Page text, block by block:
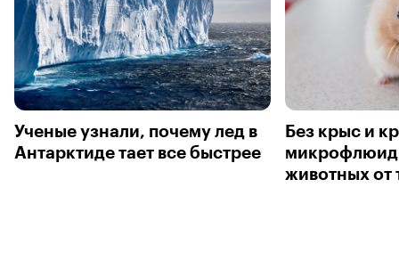
Ученые узнали, почему лед в
Антарктиде тает все быстрее
Без крыс и
животных от